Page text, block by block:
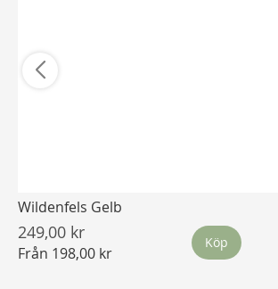
Wildenfels Gelb
249,00 kr
Från 198,00 kr
Köp